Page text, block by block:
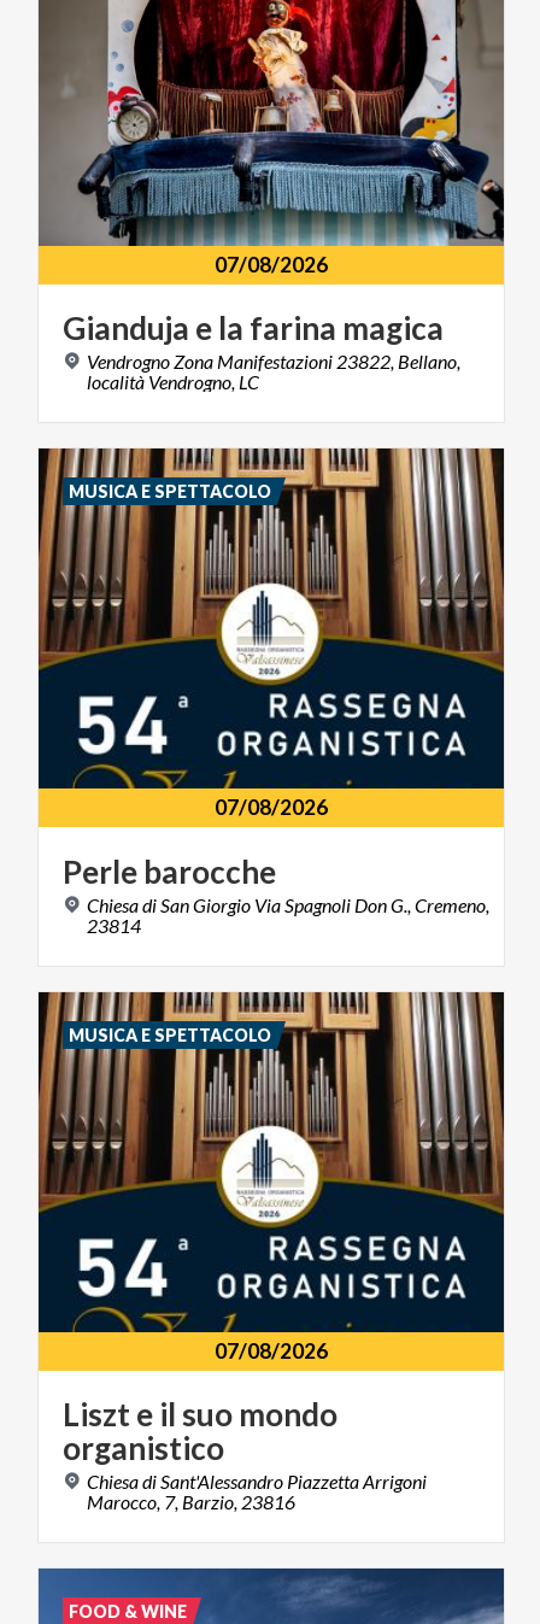
07/08/2026
Gianduja e la farina magica
Vendrogno Zona Manifestazioni 23822, Bellano,
località Vendrogno, LC
07/08/2026
Perle barocche
Chiesa di San Giorgio Via Spagnoli Don G., Cremeno,
23814
MUSICA E SPETTACOLO
07/08/2026
Liszte il suo mondo
organistico
Chiesa di Sant'Alessandro Piazzetta Arrigoni
Marocco, 7, Barzio, 23816
MUSICA E SPETTACOLO
FOOD & WINE